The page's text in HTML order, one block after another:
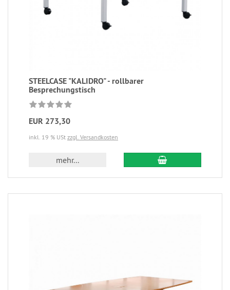
STEELCASE "KALIDRO" - rollbarer
Besprechungstisch
EUR 273,30
inkl. 19 % USt zzgl. Versandkosten
mehr...